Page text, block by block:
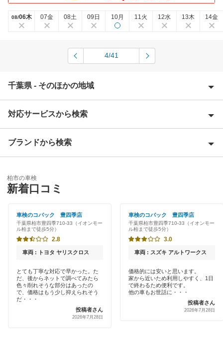
08/06木 07金 08土 09日 10月 11火 12水 13木 14金
4/41
千葉県 - そのほかの地域
旭市
安房郡
夷隅郡
いすみ市
市川市
市原市
印西市
印旛郡
浦安市
対応サービスから検索
Award 受賞店
特典あり
新車初回割りあり
土日祝OK
ブランドから検索
「車検の速太郎」
アップル車検
オートバックス
車検館
出光リテール車検
伊藤忠エネクス
柏市の車検
新着口コミ
車検のコバック 豊四季店
千葉県柏市豊四季710-33（イオンモー
ル柏まで徒歩5分）
2.8
車両 : トヨタ ヤリスクロス
とても丁寧な対応で早かった。た
だ、後からネットで調べてみたら
色々削れそうな部分はあったの
で、価格はもう少し抑えられそう
だ・・・
投稿者さん
2026年7月28日
車検のコバック 豊四季店
千葉県柏市豊四季710-33（イオンモー
ル柏まで徒歩5分）
3.0
車両 : スズキ アルトワークス
価格的には安いと思います。
家から近いため利用しやすく、1日
で終わるため便利です。
他の車もお世話に・・・
投稿者さん
2026年7月28日